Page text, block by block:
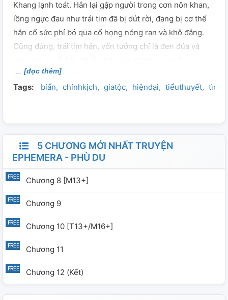
Khang lạnh toát. Hắn lại gập người trong cơn nôn khan,
lồng ngực đau như trái tim đã bị dứt rời, đang bị cơ thể
hắn cố sức phỉ bỏ qua cổ họng nóng ran và khô đắng.
Cũng đúng, trái tim hắn, vốn tưởng chỉ là đen đúa và
còn bệnh hoạn và đầy tội lỗi. Ephemera - Phù Du by
Chiêu Khang @vietchoChieu All Rights Reserved. Xin
[đọc thêm]
Tags: bíẩn chínhkịch giatộc hiệnđại tiểuthuyết
5 CHƯƠNG MỚI NHẤT TRUYỆN
EPHEMERA - PHÙ DU
Chương 8 [M13+]
Chương 9
Chương 10 [T13+/M16+]
Chương 11
Chương 12 (Kết)